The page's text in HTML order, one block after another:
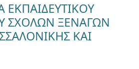
ΣΧΟΛΩΝ ΞΕΝΑΓΩΝ
ΚΑΙ